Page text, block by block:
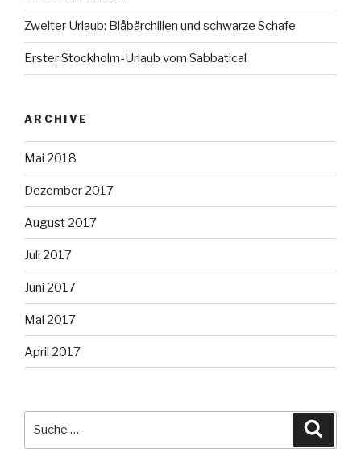
Zweiter Urlaub: Blåbärchillen und schwarze Schafe
Erster Stockholm-Urlaub vom Sabbatical
ARCHIVE
Mai 2018
Dezember 2017
August 2017
Juli 2017
Juni 2017
Mai 2017
April 2017